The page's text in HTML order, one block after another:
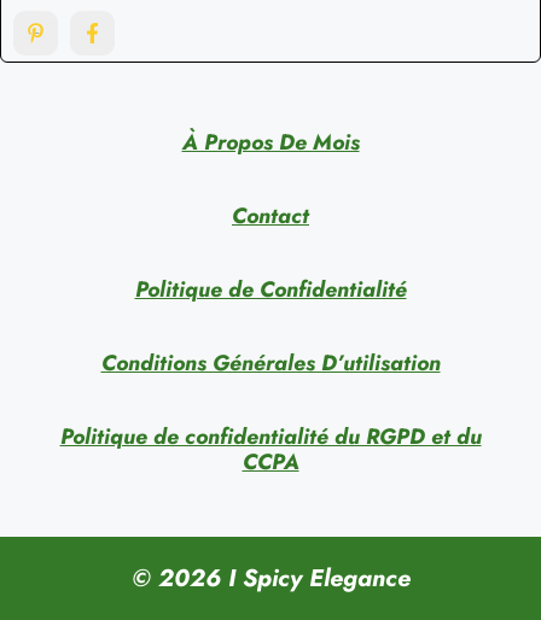
À Propos De Mois
Contact
Politique de Confidentialité
Conditions Générales D’utilisation
Politique de confidentialité du RGPD et du
CCPA
© 2026 I Spicy Elegance